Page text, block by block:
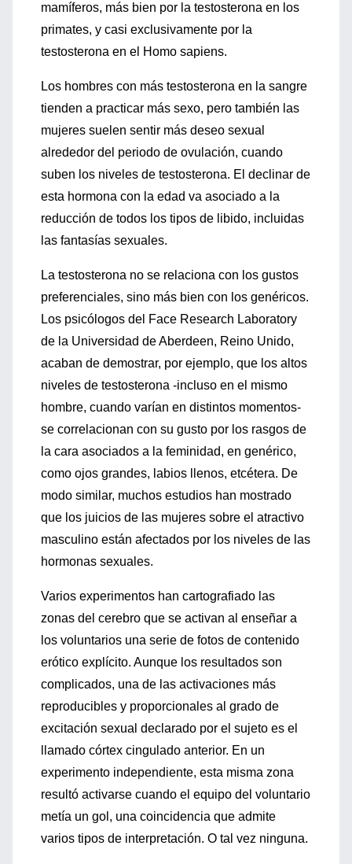
mamíferos, más bien por la testosterona en los
primates, y casi exclusivamente por la
testosterona en el Homo sapiens.
Los hombres con más testosterona en la sangre
tienden a practicar más sexo, pero también las
mujeres suelen sentir más deseo sexual
alrededor del periodo de ovulación, cuando
suben los niveles de testosterona. El declinar de
esta hormona con la edad va asociado a la
reducción de todos los tipos de libido, incluidas
las fantasías sexuales.
La testosterona no se relaciona con los gustos
preferenciales, sino más bien con los genéricos.
Los psicólogos del Face Research Laboratory
de la Universidad de Aberdeen, Reino Unido,
acaban de demostrar, por ejemplo, que los altos
niveles de testosterona -incluso en el mismo
hombre, cuando varían en distintos momentos-
se correlacionan con su gusto por los rasgos de
la cara asociados a la feminidad, en genérico,
como ojos grandes, labios llenos, etcétera. De
modo similar, muchos estudios han mostrado
que los juicios de las mujeres sobre el atractivo
masculino están afectados por los niveles de las
hormonas sexuales.
Varios experimentos han cartografiado las
zonas del cerebro que se activan al enseñar a
los voluntarios una serie de fotos de contenido
erótico explícito. Aunque los resultados son
complicados, una de las activaciones más
reproducibles y proporcionales al grado de
excitación sexual declarado por el sujeto es el
llamado córtex cingulado anterior. En un
experimento independiente, esta misma zona
resultó activarse cuando el equipo del voluntario
metía un gol, una coincidencia que admite
varios tipos de interpretación. O tal vez ninguna.